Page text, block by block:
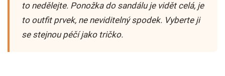
to nedělejte. Ponožka do sandálu je vidět celá, je
to outfit prvek, ne neviditelný spodek. Vyberte ji
se stejnou péčí jako tričko.